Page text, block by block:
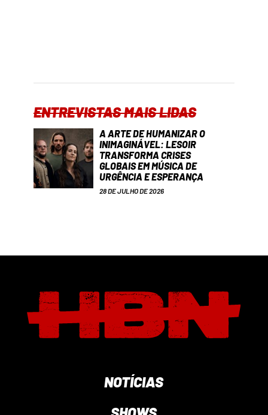
ENTREVISTAS MAIS LIDAS
A ARTE DE HUMANIZAR O
INIMAGINÁVEL: LESOIR
TRANSFORMA CRISES
GLOBAIS EM MÚSICA DE
URGÊNCIA E ESPERANÇA
28 DE JULHO DE 2026
NOTÍCIAS